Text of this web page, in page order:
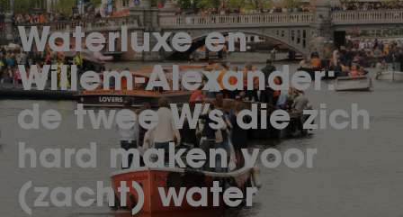
Waterluxe en
Willem-Alexander:
de twee W’s die zich
hard maken voor
(zacht) water